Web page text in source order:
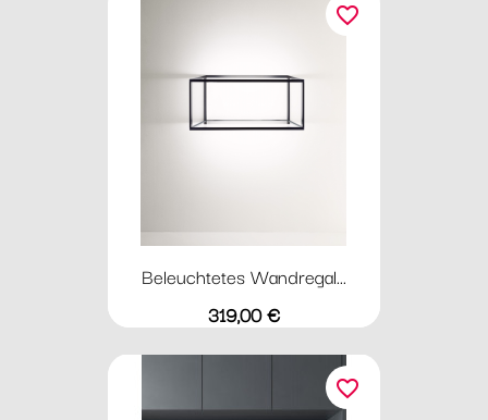
Beleuchtetes Wandregal...
Preis
319,00 €
favorite_border
favorite_border